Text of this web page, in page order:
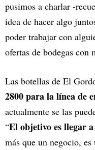
pusimos a charlar -
idea de hacer algo
poder trabajar con
ofertas de bodegas con
Las botellas de El
2800 para la línea de
actualmente se las
“El objetivo es llegar
más que un negocio, es